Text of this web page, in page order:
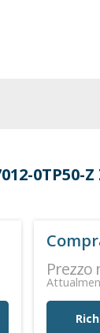
0TP50-
Prezzo